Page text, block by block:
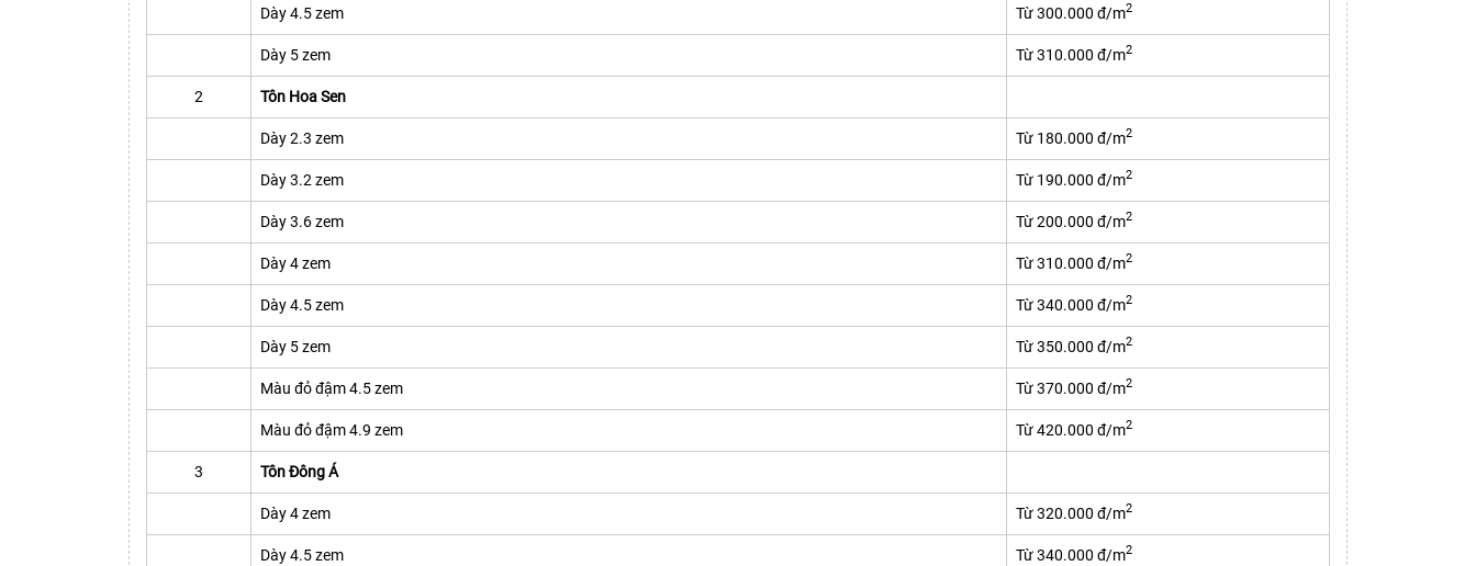
Dày 4.5 zem Từ 300.000 đ/m2
Dày 5 zem Từ 310.000 đ/m2
2 Tôn Hoa Sen
Dày 2.3 zem Từ 180.000 đ/m2
Dày 3.2 zem Từ 190.000 đ/m2
Dày 3.6 zem Từ 200.000 đ/m2
Dày 4 zem Từ 310.000 đ/m2
Dày 4.5 zem Từ 340.000 đ/m2
Dày 5 zem Từ 350.000 đ/m2
Màu đỏ đậm 4.5 zem Từ 370.000 đ/m2
Màu đỏ đậm 4.9 zem Từ 420.000 đ/m2
3 Tôn Đông Á
Dày 4 zem Từ 320.000 đ/m2
Dày 4.5 zem Từ 340.000 đ/m2